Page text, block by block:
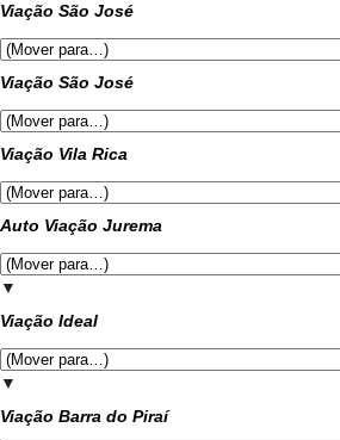
Viação São José
Viação São José
Viação Vila Rica
Auto Viação Jurema
▼
Viação Ideal
▼
Viação Barra do Piraí